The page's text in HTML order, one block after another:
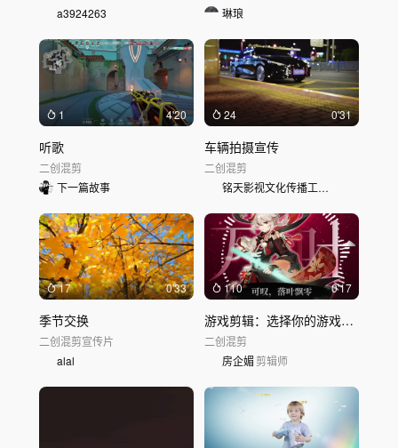
a3924263
琳琅
1 4'20
听歌
二创混剪
下一篇故事
24 0'31
车辆拍摄宣传
二创混剪
铭天影视文化传播工作室
17 0'33
季节交换
二创混剪宣传片
alal
110 0'17
游戏剪辑：选择你的游戏队友-原神
二创混剪
房企媚 剪辑师